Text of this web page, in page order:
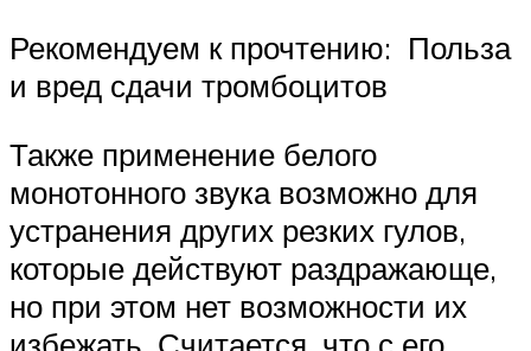
Рекомендуем к прочтению: Польза
и вред сдачи тромбоцитов
Также применение белого
монотонного звука возможно для
устранения других резких гулов,
которые действуют раздражающе,
но при этом нет возможности их